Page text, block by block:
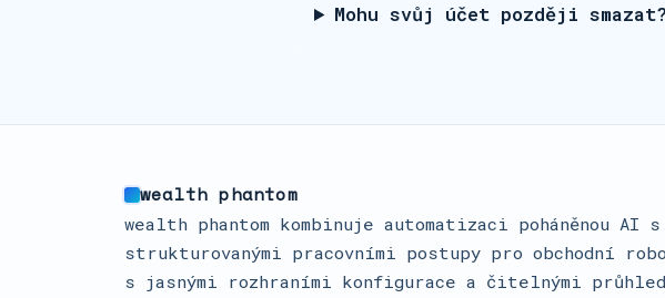
Mohu svůj účet později smazat?
wealth phantom
wealth phantom kombinuje automatizaci poháněnou AI s
strukturovanými pracovními postupy pro obchodní
s jasnými rozhraními konfigurace a čitelnými